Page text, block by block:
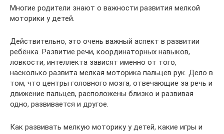
Многие родители знают о важности развития мелкой
моторики у детей.
Действительно, это очень важный аспект в развитии
ребёнка. Развитие речи, координаторных навыков,
ловкости, интеллекта зависят именно от того,
насколько развита мелкая моторика пальцев рук. Дело в
том, что центры головного мозга, отвечающие за речь и
движение пальцев, расположены близко и развивая
одно, развивается и другое.
Как развивать мелкую моторику у детей, какие игры и